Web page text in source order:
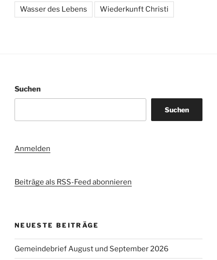
Wasser des Lebens Wiederkunft Christi
Suchen
Suchen
Anmelden
Beiträge als RSS-Feed abonnieren
NEUESTE BEITRÄGE
Gemeindebrief August und September 2026